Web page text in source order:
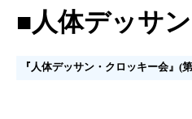
■人体デッサ
『人体デッサン・クロッキー会』(